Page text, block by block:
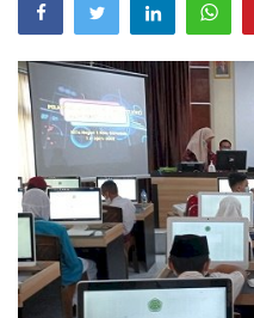
Tentang Kami